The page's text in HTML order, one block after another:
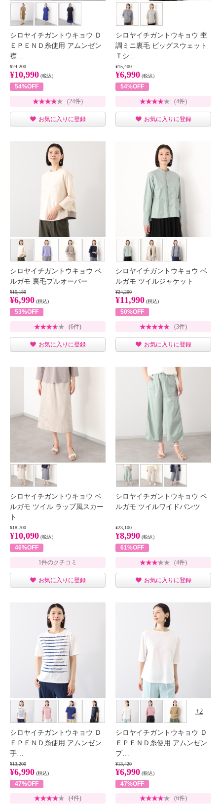
シロヤイチガントウキョウ Ｄ
ＥＰＥＮＤ糸使用 アムンゼン
襟…
¥24,200
¥10,990 (税込)
54%OFF
(24件)
お気に入りに登録
シロヤイチガントウキョウ 杢
調ミニ裏毛 ビッグスウェット
Ｔシ…
¥15,400
¥6,990 (税込)
54%OFF
(4件)
お気に入りに登録
シロヤイチガントウキョウ ベ
ルガモ 裏毛プルオーバー
¥15,180
¥6,990 (税込)
53%OFF
(6件)
お気に入りに登録
シロヤイチガントウキョウ ベ
ルガモ ツイルジャケット
¥24,200
¥11,990 (税込)
50%OFF
(3件)
お気に入りに登録
シロヤイチガントウキョウ ベ
ルガモ ツイル ラップ風スカー
ト
¥18,700
¥10,090 (税込)
46%OFF
1件のクチコミ
お気に入りに登録
シロヤイチガントウキョウ ベ
ルガモ ツイルワイドパンツ
¥23,100
¥8,990 (税込)
61%OFF
(4件)
お気に入りに登録
シロヤイチガントウキョウ Ｄ
ＥＰＥＮＤ糸使用 アムンゼン
手…
¥13,200
¥6,990 (税込)
47%OFF
(4件)
2
シロヤイチガントウキョウ Ｄ
ＥＰＥＮＤ糸使用 アムンゼン
プ…
¥13,420
¥6,990 (税込)
47%OFF
(6件)